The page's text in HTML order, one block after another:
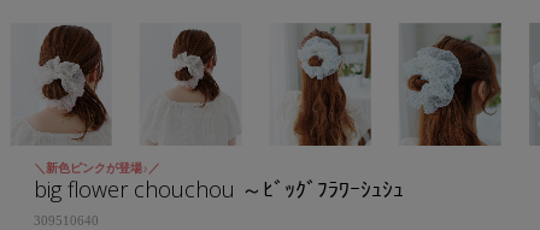
＼新色ピンクが登場♪／
big flower chouchou ～ﾋﾞｯｸﾞﾌﾗﾜｰｼｭｼｭ
309510640